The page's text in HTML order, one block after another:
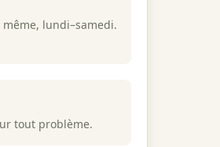
lundi–samedi.
tout problème.